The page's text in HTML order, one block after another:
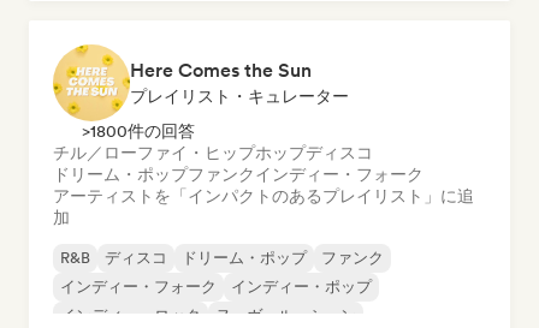
Here Comes the Sun
プレイリスト・キュレーター
>1800件の回答
チル／ローファイ・ヒップホップディスコ
ドリーム・ポップファンクインディー・フォーク
アーティストを「インパクトのあるプレイリスト」に追
加
R&B ディスコ ドリーム・ポップ
ファンク
インディー・フォーク
インディー・ポップ
インディー・ロック
ヌーヴェル・シーン